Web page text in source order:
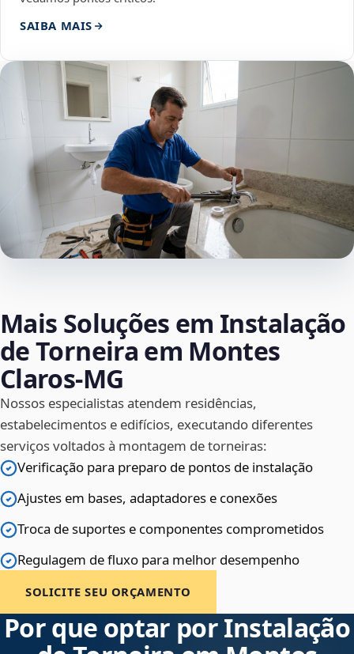
SAIBA MAIS
Mais Soluções em Instalação
de Torneira em Montes
Claros‑MG
Nossos especialistas atendem residências,
estabelecimentos e edifícios, executando diferentes
serviços voltados à montagem de torneiras:
Verificação para preparo de pontos de instalação
Ajustes em bases, adaptadores e conexões
Troca de suportes e componentes comprometidos
Regulagem de fluxo para melhor desempenho
SOLICITE SEU ORÇAMENTO
Por que optar por Instalação